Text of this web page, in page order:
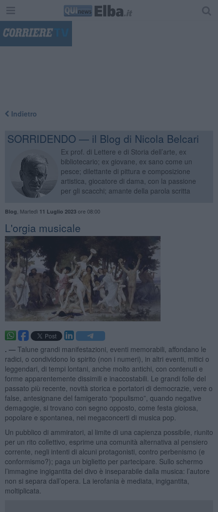
Indietro
SORRIDENDO — il Blog di Nicola Belcari
Ex prof. di Lettere e di Storia dell’arte, ex
bibliotecario; ex giovane, ex sano come un
pesce; dilettante di pittura e composizione
artistica, giocatore di dama, con la passione
per gli scacchi; amante della parola scritta
Blog Martedì 11 Luglio 2023ore 08:00
L'orgia musicale
. — Talune grandi manifestazioni, eventi memorabili, affondano le
radici, o condividono lo spirito (non i numeri), in altri eventi, mitici o
leggendari, di tempi lontani, anche molto antichi, con contenuti e
forme apparentemente dissimili e inaccostabili. Le grandi folle del
passato più recente, novità storica e portatori di democrazie, vere o
false, antesignane del famigerato “populismo”, quando negative
demagogie, si trovano con segno opposto, come festa gioiosa,
popolare e spontanea, nei megaconcerti di musica pop.
Un pubblico di ammiratori, al limite di una capienza possibile, riunito
per un rito collettivo, esprime una comunità alternativa al pensiero
corrente, negli intenti di alcuni protagonisti, contro perbenismo (e
conformismo?); paga un biglietto per partecipare. Sullo schermo
l’immagine ingigantita del divo è inseparabile dalla musica: l’autore
non si separa dall’opera. La ierofania è mediata, ingigantita,
moltiplicata.